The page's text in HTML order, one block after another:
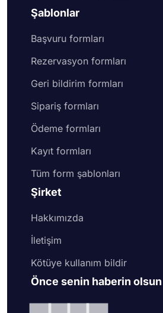
Şablonlar
Başvuru formları
Rezervasyon formları
Geri bildirim formları
Sipariş formları
Ödeme formları
Kayıt formları
Tüm form şablonları
Şirket
Hakkımızda
İletişim
Kötüye kullanım bildir
Önce senin haberin olsun